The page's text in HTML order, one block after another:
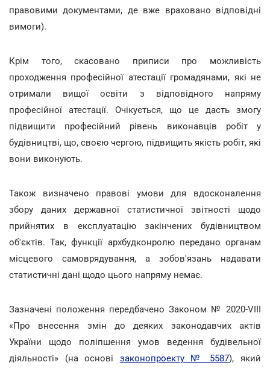
правовими документами, де вже враховано відповідні
вимоги).
Крім того, скасовано приписи про можливість
проходження професійної атестації громадянами, які не
отримали вищої освіти з відповідного напряму
професійної атестації. Очікується, що це дасть змогу
підвищити професійний рівень виконавців робіт у
будівництві, що, своєю чергою, підвищить якість робіт, які
вони виконують.
Також визначено правові умови для вдосконалення
збору даних державної статистичної звітності щодо
прийнятих в експлуатацію закінчених будівництвом
об'єктів. Так, функції архбудконролю передано органам
місцевого самоврядування, а зобов'язань надавати
статистичні дані щодо цього напряму немає.
Зазначені положення передбачено Законом № 2020-VIII
«Про внесення змін до деяких законодавчих актів
України щодо поліпшення умов ведення будівельної
діяльності» (на основі законопроекту № 5587), який